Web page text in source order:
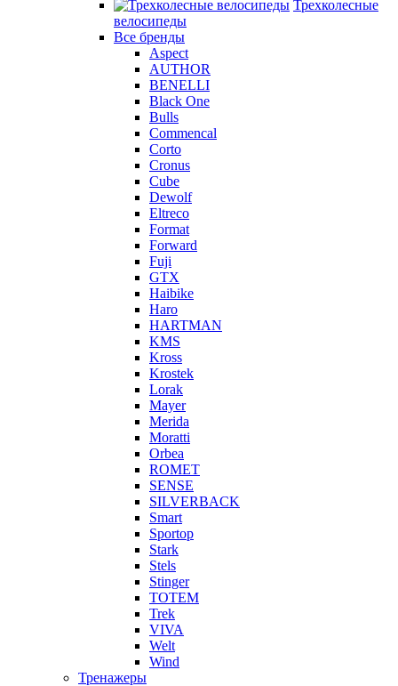
Трехколесные
велосипеды
Все бренды
Aspect
AUTHOR
BENELLI
Black One
Bulls
Commencal
Corto
Cronus
Cube
Dewolf
Eltreco
Format
Forward
Fuji
GTX
Haibike
Haro
HARTMAN
KMS
Kross
Krostek
Lorak
Mayer
Merida
Moratti
Orbea
ROMET
SENSE
SILVERBACK
Smart
Sportop
Stark
Stels
Stinger
TOTEM
Trek
VIVA
Welt
Wind
Тренажеры